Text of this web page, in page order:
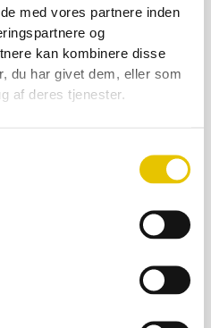
med vores partnere inden
og
kan kombinere disse
du har givet dem, eller som
af deres tjenester.
Magasin 125 g,